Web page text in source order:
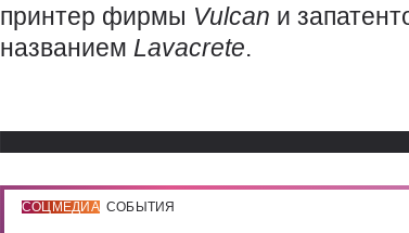
принтер фирмы Vulcan и
названием Lavacrete.
СОЦМЕДИА СОБЫТИЯ